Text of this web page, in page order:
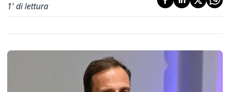
1' di lettura